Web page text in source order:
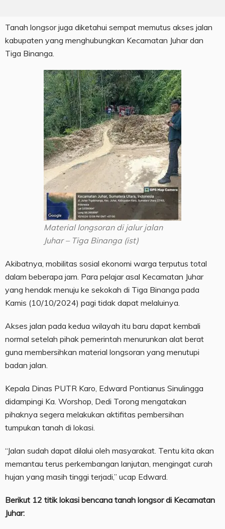
Tanah longsor juga diketahui sempat memutus akses jalan
kabupaten yang menghubungkan Kecamatan Juhar dan
Tiga Binanga.
Material longsoran di jalur jalan
Juhar – Tiga Binanga (ist)
Akibatnya, mobilitas sosial ekonomi warga terputus total
dalam beberapa jam. Para pelajar asal Kecamatan Juhar
yang hendak menuju ke sekokah di Tiga Binanga pada
Kamis (10/10/2024) pagi tidak dapat melaluinya.
Akses jalan pada kedua wilayah itu baru dapat kembali
normal setelah pihak pemerintah menurunkan alat berat
guna membersihkan material longsoran yang menutupi
badan jalan.
Kepala Dinas PUTR Karo, Edward Pontianus Sinulingga
didampingi Ka. Worshop, Dedi Torong mengatakan
pihaknya segera melakukan aktifitas pembersihan
tumpukan tanah di lokasi.
“Jalan sudah dapat dilalui oleh masyarakat. Tentu kita akan
memantau terus perkembangan lanjutan, mengingat curah
hujan yang masih tinggi terjadi,” ucap Edward.
Berikut 12 titik lokasi bencana tanah longsor di Kecamatan
Juhar: